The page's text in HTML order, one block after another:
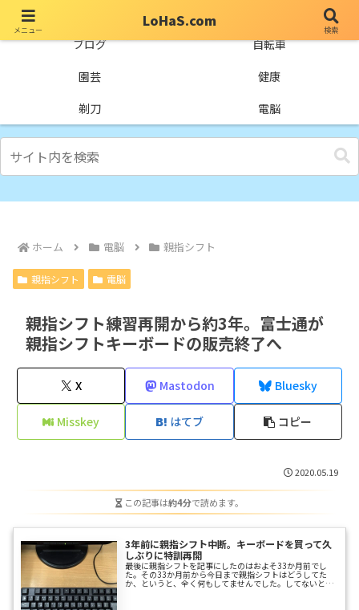
ブログ
自転車
園芸
健康
剃刀
電脳
ホーム 電脳 親指シフト
親指シフト 電脳
親指シフト練習再開から約3年。富士通が
親指シフトキーボードの販売終了へ
X Mastodon Bluesky
Misskey はてブ コピー
2020.05.19
この記事は約4分で読めます。
3年前に親指シフト中断。キーボードを買って久
しぶりに特訓再開
最後に親指シフトを記事にしたのはおよそ33か月前でし
た。その33か月前から今日まで親指シフトはどうしてた
か、というと、全く何もしてませんでした。してないとい
うか、出来ませんでした。まず練習のために、自分の都合
メニュー
LoHaS.com
検索